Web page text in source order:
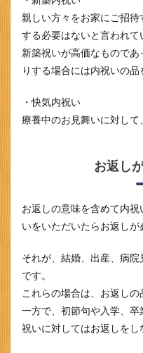
親しい方々をお家にご招
する必要はないと言われて
新築祝いが高価なもので
りする場合には内祝いの品
・快気内祝い
療養中のお見舞いに対して
お返し
お返しの意味を含めて内
いをいただいたらお返しが
それが、結婚、出産、病
です。
これらの場合は、お返しの
一方で、初節句や入学、
祝いに対してはお返しをし